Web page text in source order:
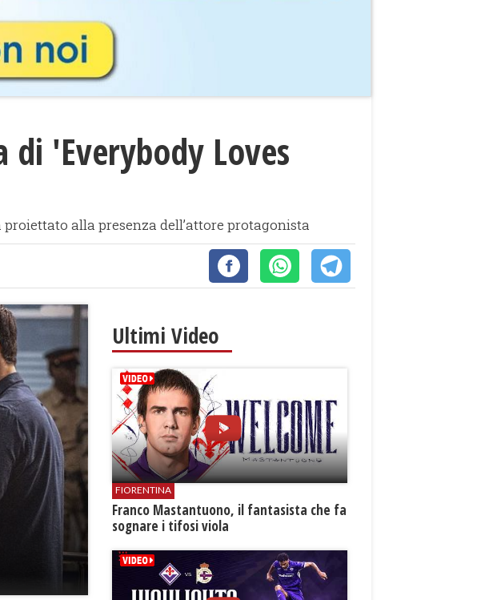
'Everybody Loves
alla presenza dell’attore protagonista
Ultimi Video
FIORENTINA
Franco Mastantuono, il fantasista che fa
sognare i tifosi viola